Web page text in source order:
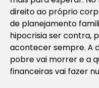
direito ao próprio
de planejamento
hipocrisia ser contra,
acontecer sempre. A
pobre vai morrer e a
financeiras vai fazer